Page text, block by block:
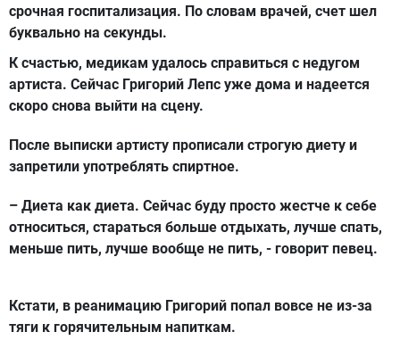
срочная госпитализация. По словам врачей, счет шел
буквально на секунды.
К счастью, медикам удалось справиться с недугом
артиста. Сейчас Григорий Лепс уже дома и надеется
скоро снова выйти на сцену.
После выписки артисту прописали строгую диету и
запретили употреблять спиртное.
– Диета как диета. Сейчас буду просто жестче к себе
относиться, стараться больше отдыхать, лучше спать,
меньше пить, лучше вообще не пить, - говорит певец.
Кстати, в реанимацию Григорий попал вовсе не из-за
тяги к горячительным напиткам.